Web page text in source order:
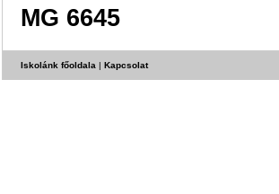
MG 6645
Iskolánk főoldala | Kapcsolat